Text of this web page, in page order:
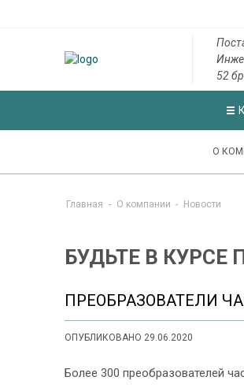
52
О
Главная - О компании - Новости
БУДЬТЕ В
ПРЕОБРАЗОВАТЕЛИ
ОПУБЛИКОВАНО 29.06.2020
Более 300 преобразователей